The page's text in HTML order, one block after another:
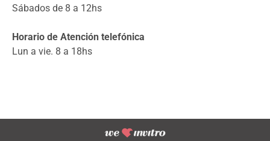
Sábados de 8 a 12hs
Horario de Atención telefónica
Lun a vie. 8 a 18hs